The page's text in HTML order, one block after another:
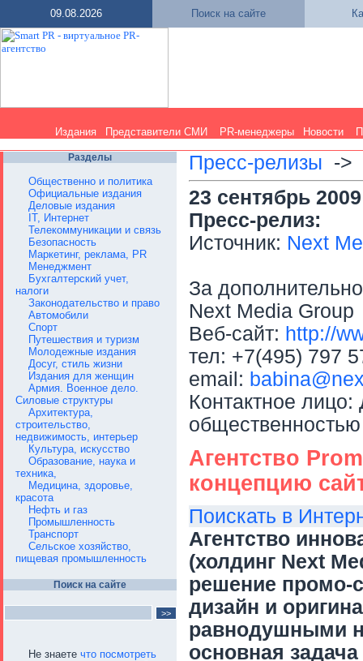
09.08.2026 Поиск на сайте
Издания Представители СМИ PR-менеджеры Новости
Разделы
Общественно и политика
Официальные издания
Деловые издания
IT, Интернет
Телекоммуникации и связь
Безопасность
Маркетинг, реклама, PR
Менеджмент
Бухгалтерский учет,
налоги
Законодательство и право
Автомобили
Спорт
Путешествия и туризм
Молодежные издания
Досуг, стиль жизни
Издания для женщин
Армия. Военное дело.
Силовые структуры
Архитектура,
строительство,
недвижимость, интерьер
Культура, искусство
Образование, наука и
техника,
Медицина, здоровье,
красота
Нефть и газ
Промышленность
Транспорт
Сельское хозяйство,
пищевая промышленность
Поиск на сайте
Не знаете что посмотреть
Пресс-релизы ->
23 сентябрь
Пресс-релиз:
Источник: Next
За
Next Media Group
Веб-сайт: http://
тел: +7(495) 797
email:
Контактное лицо:
Агентство
концепцию
Поискать в
Агентство
(холдинг Next
решение промо-
дизайн и
равнодушными
основная